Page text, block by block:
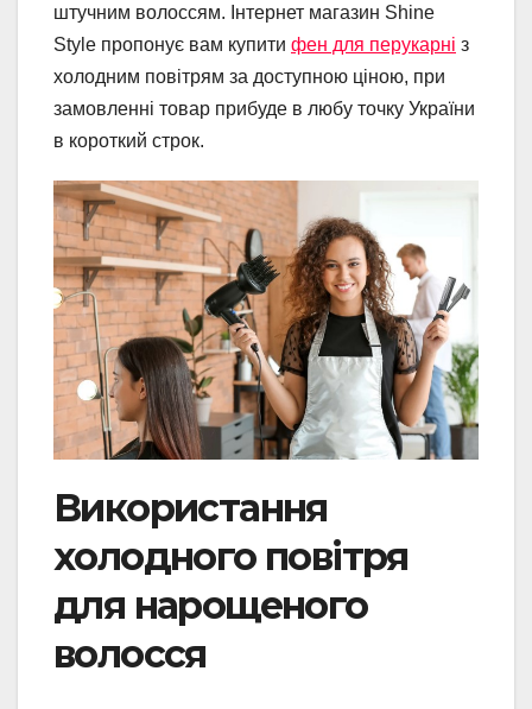
штучним волоссям. Інтернет магазин Shine
Style пропонує вам купити фен для перукарні з
холодним повітрям за доступною ціною, при
замовленні товар прибуде в любу точку України
в короткий строк.
Використання
холодного повітря
для нарощеного
волосся